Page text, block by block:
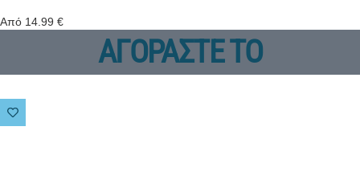
Από 14.99 €
ΑΓΟΡΑΣΤΕ ΤΟ